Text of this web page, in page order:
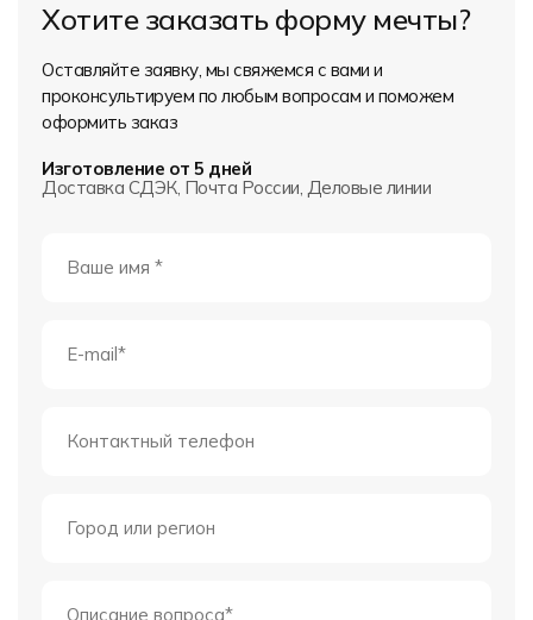
Хотите заказать форму мечты?
Оставляйте заявку, мы свяжемся с вами и
проконсультируем по любым вопросам и поможем
оформить заказ
Изготовление от 5 дней
Доставка СДЭК, Почта России, Деловые линии